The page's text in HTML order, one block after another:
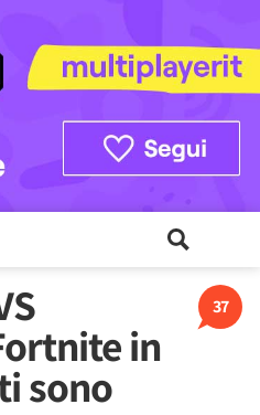
37
in
sono